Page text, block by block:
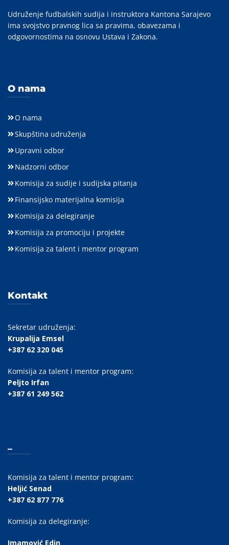
Udruženje fudbalskih sudija i instruktora Kantona Sarajevo
ima svojstvo pravnog lica sa pravima, obavezama i
odgovornostima na osnovu Ustava i Zakona.
O nama
O nama
Skupština udruženja
Upravni odbor
Nadzorni odbor
Komisija za sudije i sudijska pitanja
Finansijsko materijalna komisija
Komisija za delegiranje
Komisija za promociju i projekte
Komisija za talent i mentor program
Kontakt
Sekretar udruženja:
Krupalija Emsel
+387 62 320 045
Komisija za talent i mentor program:
Peljto Irfan
+387 61 249 562
Komisija za talent i mentor program:
Heljić Senad
+387 62 877 776
Komisija za delegiranje:
Imamović Edin